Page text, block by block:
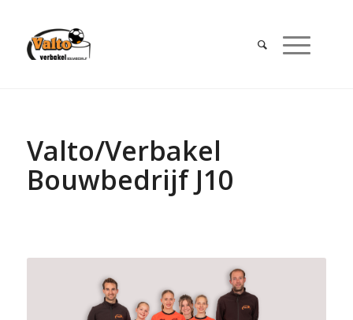
Valto/Verbakel
Bouwbedrijf J10